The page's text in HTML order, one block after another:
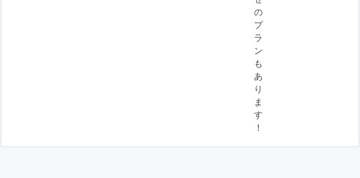
の
プ
ラ
ン
も
あ
り
ま
す
！